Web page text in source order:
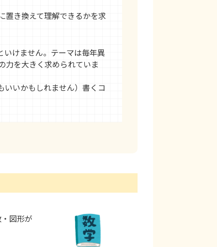
置き換えて理解できるかを求
けません。テーマは毎年異
力を大きく求められていま
いかもしれません）書くコ
図形が